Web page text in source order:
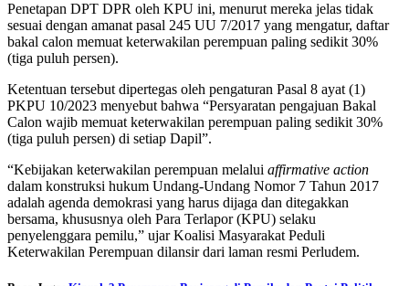
Penetapan DPT DPR oleh KPU ini, menurut mereka jelas tidak
sesuai dengan amanat pasal 245 UU 7/2017 yang mengatur, daftar
bakal calon memuat keterwakilan perempuan paling sedikit 30%
(tiga puluh persen).
Ketentuan tersebut dipertegas oleh pengaturan Pasal 8 ayat (1)
PKPU 10/2023 menyebut bahwa “Persyaratan pengajuan Bakal
Calon wajib memuat keterwakilan perempuan paling sedikit 30%
(tiga puluh persen) di setiap Dapil”.
“Kebijakan keterwakilan perempuan melalui affirmative action
dalam konstruksi hukum Undang-Undang Nomor 7 Tahun 2017
adalah agenda demokrasi yang harus dijaga dan ditegakkan
bersama, khususnya oleh Para Terlapor (KPU) selaku
penyelenggara pemilu,” ujar Koalisi Masyarakat Peduli
Keterwakilan Perempuan dilansir dari laman resmi Perludem.